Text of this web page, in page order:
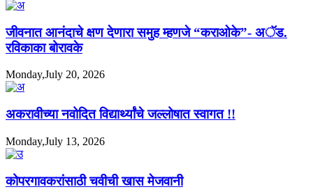
जीवनात आनंदाचे क्षण देणारा समुह म्हणजे “कराओके”- अॅड.
रविकाका बोरावके
Monday,July 20, 2026
अकरावीच्या नवोदित विद्यार्थ्यांचे जल्लोषात स्वागत !!
Monday,July 13, 2026
कोपरगावकरांसाठी चवीची खास मेजवानी